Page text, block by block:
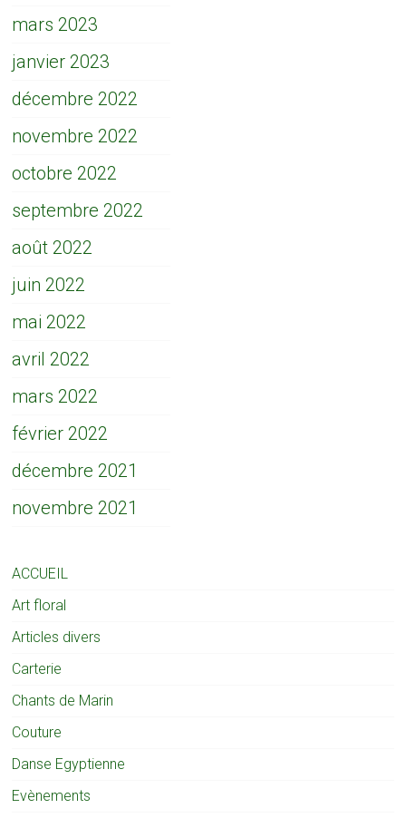
mars 2023
janvier 2023
décembre 2022
novembre 2022
octobre 2022
septembre 2022
août 2022
juin 2022
mai 2022
avril 2022
mars 2022
février 2022
décembre 2021
novembre 2021
ACCUEIL
Art floral
Articles divers
Carterie
Chants de Marin
Couture
Danse Egyptienne
Evènements